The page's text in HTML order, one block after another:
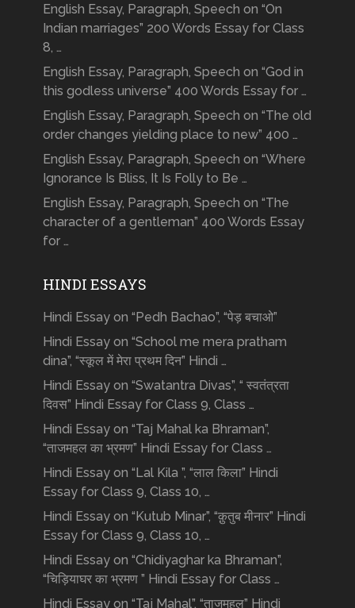
English Essay, Paragraph, Speech on “On
Indian marriages” 200 Words Essay for Class
8, …
English Essay, Paragraph, Speech on “God in
this godless universe” 400 Words Essay for …
English Essay, Paragraph, Speech on “The old
order changes yielding place to new” 400 …
English Essay, Paragraph, Speech on “Where
Ignorance Is Bliss, It Is Folly to Be …
English Essay, Paragraph, Speech on “The
character of a gentleman” 400 Words Essay
for …
HINDI ESSAYS
Hindi Essay on “Pedh Bachao”, “पेड़ बचाओ”
Hindi Essay on “School me mera pratham
dina”, “स्कूल में मेरा प्रथम दिन” Hindi …
Hindi Essay on “Swatantra Divas”, “ स्वतंत्रता
दिवस” Hindi Essay for Class 9, Class …
Hindi Essay on “Taj Mahal ka Bhraman”,
“ताजमहल का भ्रमण” Hindi Essay for Class …
Hindi Essay on “Lal Kila ”, “लाल किला” Hindi
Essay for Class 9, Class 10, …
Hindi Essay on “Kutub Minar”, “क़ुतुब मीनार” Hindi
Essay for Class 9, Class 10, …
Hindi Essay on “Chidiyaghar ka Bhraman”,
“चिड़ियाघर का भ्रमण ” Hindi Essay for Class …
Hindi Essay on “Taj Mahal”, “ताजमहल” Hindi